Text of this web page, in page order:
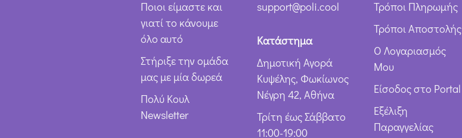
ρ
Ποιοι είμαστε και
γιατί το κάνουμε
όλο αυτό
Στήριξε την ομάδα
μας με μία δωρεά
Πολύ Κουλ
Newsletter
support@poli.cool
Κατάστημα
Δημοτική Αγορά
Κυψέλης, Φωκίωνος
Νέγρη 42, Αθήνα
Τρίτη έως Σάββατο
11:00-19:00
Τρόποι Πληρωμής
Τρόποι Αποστολής
Ο Λογαριασμός
Μου
Είσοδος στο Portal
Εξέλιξη
Παραγγελίας